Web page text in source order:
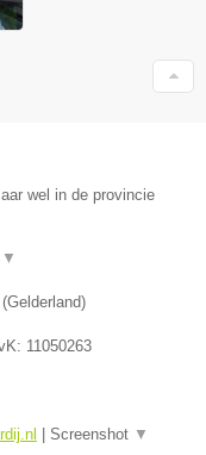
wel in de provincie
▼
(Gelderland)
11050263
Screenshot ▼